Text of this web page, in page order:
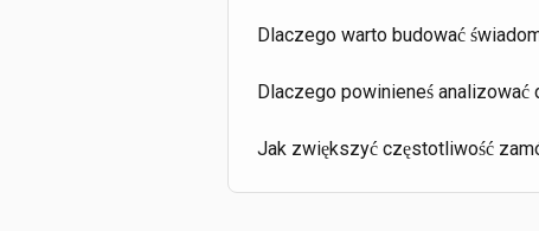
Dlaczego warto budować
Dlaczego powinieneś analizować
Jak zwiększyć częstotliwość